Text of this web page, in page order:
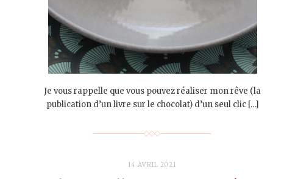
Je vous rappelle que vous pouvez réaliser mon rêve (la
publication d’un livre sur le chocolat) d’un seul clic […]
14 AVRIL 2021